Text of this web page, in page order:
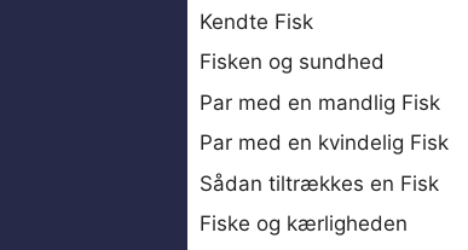
Kendte Fisk
Fisken og sundhed
Par med en mandlig Fisk
Par med en kvindelig Fisk
Sådan tiltrækkes en Fisk
Fiske og kærligheden